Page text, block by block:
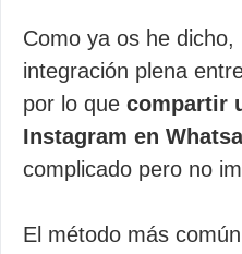
Como ya os he
integración plena
por lo que compartir
Instagram en
complicado pero no
El método más